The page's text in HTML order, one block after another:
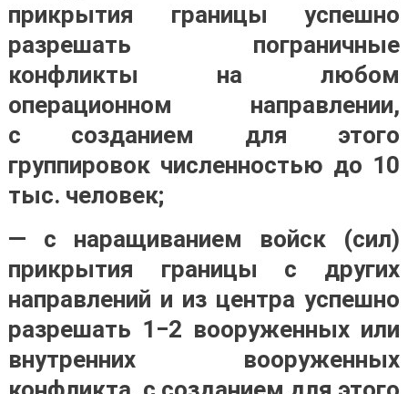
прикрытия границы успешно
разрешать пограничные
конфликты на любом
операционном направлении,
с созданием для этого
группировок численностью до 10
тыс. человек;
— с наращиванием войск (сил)
прикрытия границы с других
направлений и из центра успешно
разрешать 1−2 вооруженных или
внутренних вооруженных